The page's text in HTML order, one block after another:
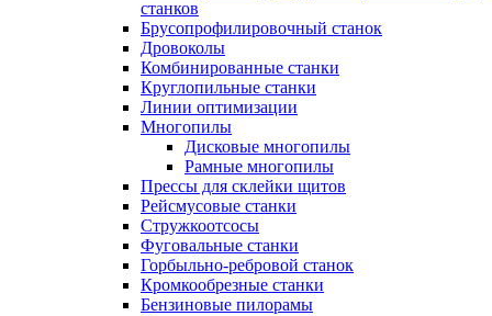
станков
Брусопрофилировочный станок
Дровоколы
Комбинированные станки
Круглопильные станки
Линии оптимизации
Многопилы
Дисковые многопилы
Рамные многопилы
Прессы для склейки щитов
Рейсмусовые станки
Стружкоотсосы
Фуговальные станки
Горбыльно-ребровой станок
Кромкообрезные станки
Бензиновые пилорамы